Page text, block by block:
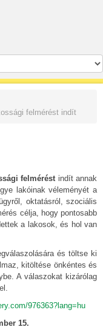
felmérést indít
felmérést indít annak
lakóinak véleményét a
oktatásról, szociális
célja, hogy pontosabb
a lakosok, és hol van
és töltse ki
kitöltése önkéntes és
A válaszokat kizárólag
976363?lang=hu
15.